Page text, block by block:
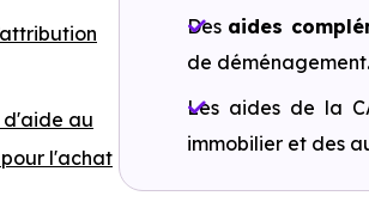
d'aide au
l'achat
Des aides
de déménagement.
Les aides de la
immobilier et des